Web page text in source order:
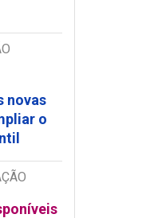
novas
o